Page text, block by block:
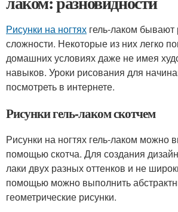
Рисунки на ногтях гель-лаком бывают
сложности. Некоторые из них легко
домашних условиях даже не имея
навыков. Уроки рисования для
посмотреть в интернете.
Рисунки гель-лаком скотчем
Рисунки на ногтях гель-лаком можно
помощью скотча. Для создания
лаки двух разных оттенков и не
помощью можно выполнить
геометрические рисунки.